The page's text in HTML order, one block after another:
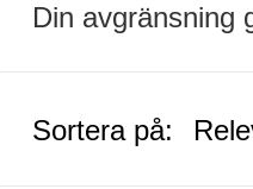
Din avgränsning
Sortera på: